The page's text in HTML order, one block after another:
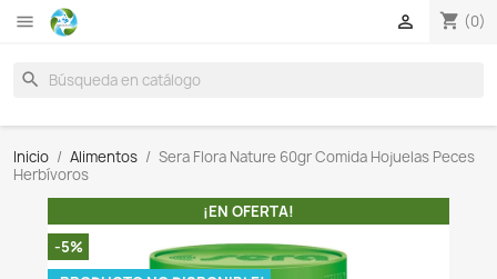

Inicio Alimentos
Sera Flora Nature 60gr Comida
¡EN OFERTA!